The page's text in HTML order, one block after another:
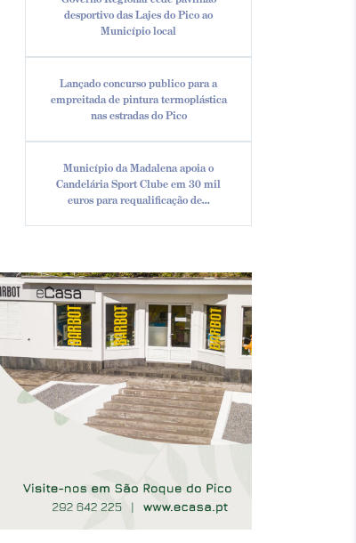
desportivo das Lajes do Pico ao
Município local
Lançado concurso publico para a
empreitada de pintura termoplástica
nas estradas do Pico
Município da Madalena apoia o
Candelária Sport Clube em 30 mil
euros para requalificação de...